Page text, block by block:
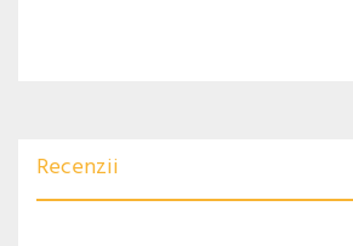
Recenzii